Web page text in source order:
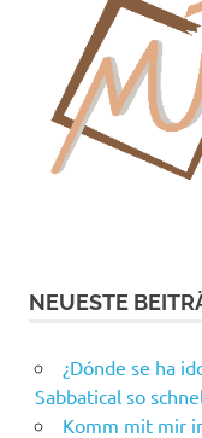
NEUESTE
¿Dónde se ha
Sabbatical so
Komm mit mir